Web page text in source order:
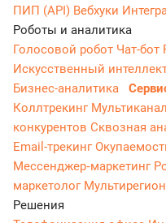
ПИП (API) Вебхуки
Роботы и аналитика
Голосовой робот Чат-бот
Искусственный
Бизнес-аналитика
Коллтрекинг
конкурентов Сквозная
Email-трекинг
Мессенджер‑маркетинг
маркетолог
Решения